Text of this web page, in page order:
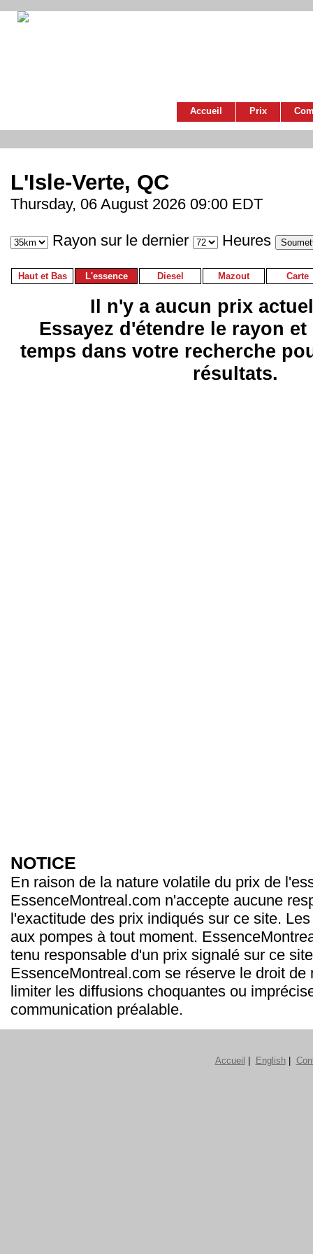
Accueil Prix
L'Isle-Verte, QC
Thursday, 06 August 2026 09:00 EDT
Rayon sur le dernier Heures
Haut et Bas L'essence Diesel Mazout Carte
Il n'y a aucun prix
Essayez d'étendre le rayon
temps dans votre recherche
résultats.
NOTICE
En raison de la nature volatile du prix de
EssenceMontreal.com n'accepte aucune
l'exactitude des prix indiqués sur ce site.
aux pompes à tout moment.
tenu responsable d'un prix signalé sur ce
EssenceMontreal.com se réserve le droit de
limiter les diffusions choquantes ou
communication préalable.
Accueil English|